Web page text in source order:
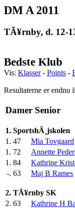
DM A 2011
TÃ¥rnby, d. 12-
Bedste Klub
Vis: Klasser- Points -
Resultaterne er endnu
Damer Senior
1. SportshÃ¸jskolen
1. 47 Mia Tovgaard
1. 72 Annette
1. 84 Kathrine
-. 63 Maj B Rames
2. TÃ¥rnby SK
2. 63 Kathrine H